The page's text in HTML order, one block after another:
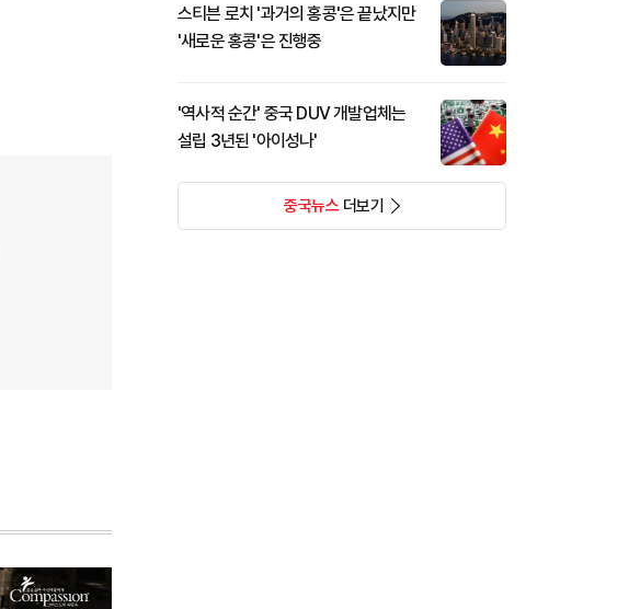
스티븐 로치 '과거의 홍콩'은 끝났지만
'새로운 홍콩'은 진행중
'역사적 순간' 중국 DUV 개발업체는
설립 3년된 '아이성나'
중국뉴스더보기